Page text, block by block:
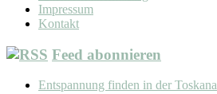
Impressum
Kontakt
Feed abonnieren
Entspannung finden in der Toskana